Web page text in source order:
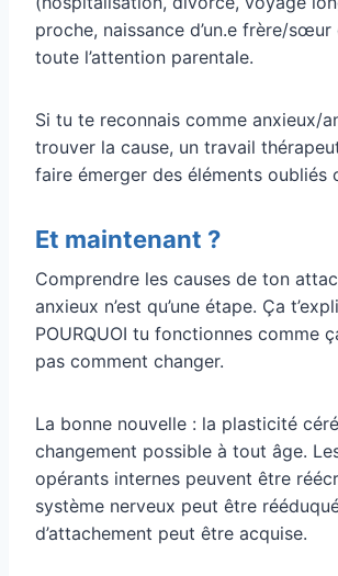
proche, naissance d’un.e frère/
toute l’attention parentale.
Si tu te reconnais comme anxieux/
trouver la cause, un travail
faire émerger des éléments oubliés
Et maintenant ?
Comprendre les causes de ton
anxieux n’est qu’une étape. Ça
POURQUOI tu fonctionnes comme
pas comment changer.
La bonne nouvelle : la plasticité
changement possible à tout âge.
opérants internes peuvent être
système nerveux peut être
d’attachement peut être acquise.